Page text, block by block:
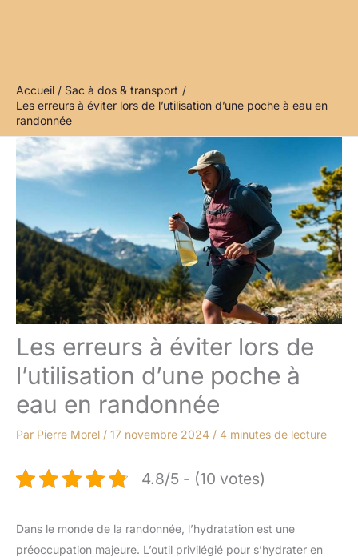
Accueil
Sac à dos & transport
Les erreurs à éviter lors de l’utilisation d’une poche à eau en
randonnée
Les erreurs à éviter lors de
l’utilisation d’une poche à
eau en randonnée
Par Pierre Morel / 17 novembre 2024 / 4 minutes de lecture
4.8/5 - (10 votes)
Dans le monde de la randonnée, l’hydratation est une
préoccupation majeure. L’outil privilégié pour s’hydrater en